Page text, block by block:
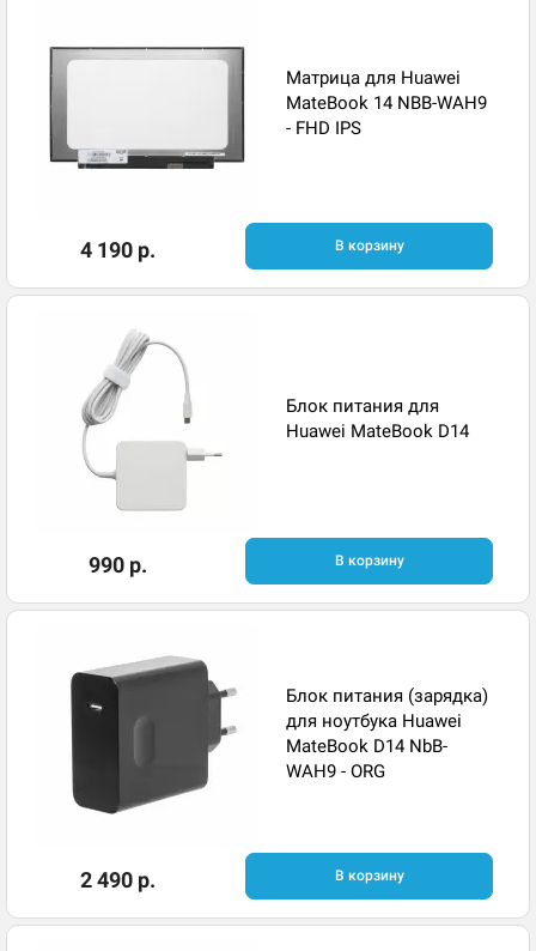
Матрица для Huawei
MateBook 14 NBB-WAH9
- FHD IPS
4 190 р. В корзину
Блок питания для
Huawei MateBook D14
990 р. В корзину
Блок питания (зарядка)
для ноутбука Huawei
MateBook D14 NbB-
WAH9 - ORG
2 490 р. В корзину